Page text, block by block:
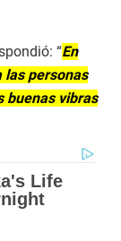
“En
las personas
buenas vibras